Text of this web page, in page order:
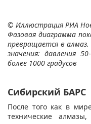
© Иллюстрация РИА
Фазовая диаграмма
превращается в
значения: давления
более 1000 градусов
Сибирский БАРС
После того как в
технические